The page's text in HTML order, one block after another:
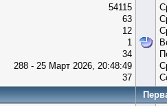
54115
63
12
1
34
288 - 25 Март 2026, 20:48:49
37